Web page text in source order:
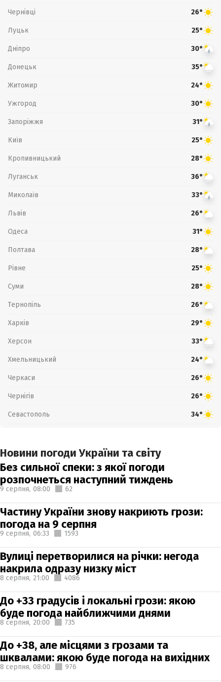
Чернівці 26°
Луцьк 25°
Дніпро 30°
Донецьк 35°
Житомир 24°
Ужгород 30°
Запоріжжя 31°
Київ 25°
Кропивницький 28°
Луганськ 36°
Миколаїв 33°
Львів 26°
Одеса 31°
Полтава 28°
Рівне 25°
Суми 28°
Тернопіль 26°
Харків 29°
Херсон 33°
Хмельницький 24°
Черкаси 26°
Чернігів 26°
Севастополь 34°
Новини погоди України та світу
Без сильної спеки: з якої погоди
розпочнеться наступний тиждень
9 серпня, 08:00 62
Частину України знову накриють грози:
погода на 9 серпня
9 серпня, 06:33 1593
Вулиці перетворилися на річки: негода
накрила одразу низку міст
8 серпня, 21:00 4086
До +33 градусів і локальні грози: якою
буде погода найближчими днями
8 серпня, 20:00 735
До +38, але місцями з грозами та
шквалами: якою буде погода на вихідних
8 серпня, 08:00 976